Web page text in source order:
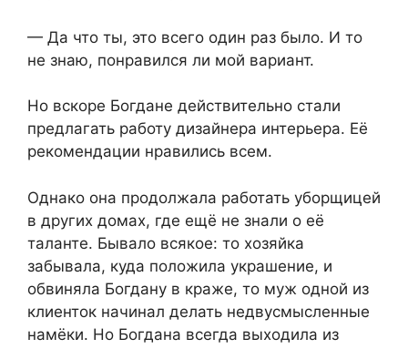
— Да что ты, это всего один раз было. И то
не знаю, понравился ли мой вариант.
Но вскоре Богдане действительно стали
предлагать работу дизайнера интерьера. Её
рекомендации нравились всем.
Однако она продолжала работать уборщицей
в других домах, где ещё не знали о её
таланте. Бывало всякое: то хозяйка
забывала, куда положила украшение, и
обвиняла Богдану в краже, то муж одной из
клиенток начинал делать недвусмысленные
намёки. Но Богдана всегда выходила из